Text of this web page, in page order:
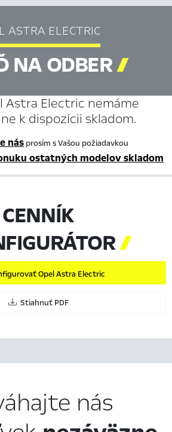
ASTRA ELECTRIC
NA ODBER
Astra Electric nemáme
k dispozícii skladom.
nás prosím s Vašou požiadavkou
ostatných modelov skladom
CENNÍK

Opel Astra Electric
Stiahnuť PDF
nás